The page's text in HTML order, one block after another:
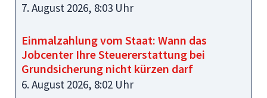
7. August 2026, 8:03 Uhr
Einmalzahlung vom Staat: Wann das
Jobcenter Ihre Steuererstattung bei
Grundsicherung nicht kürzen darf
6. August 2026, 8:02 Uhr